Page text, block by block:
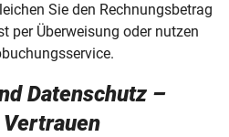
Sie den Rechnungsbetrag
per Überweisung oder nutzen
Datenschutz –